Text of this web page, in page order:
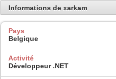
Informations de xarkam
Pays
Belgique
Activité
Développeur .NET